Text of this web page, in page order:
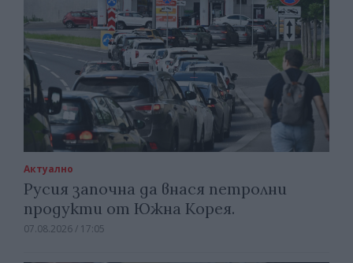
Актуално
Русия започна да внася петролни
продукти от Южна Корея.
07.08.2026 / 17:05